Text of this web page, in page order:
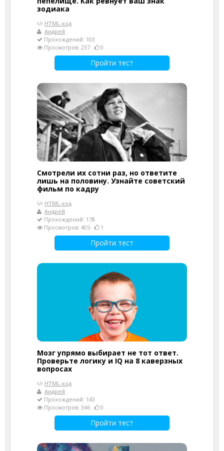
зодиака
HTML-код
Андрей
Прохождений: 103
Просмотров: 237
0
Пройти тест
Смотрели их сотни раз, но ответите
лишь на половину. Узнайте советский
фильм по кадру
HTML-код
Андрей
Прохождений: 178
Просмотров: 405
1
Пройти тест
Мозг упрямо выбирает не тот ответ.
Проверьте логику и IQ на 8 каверзных
вопросах
HTML-код
Андрей
Прохождений: 143
Просмотров: 346
0
Пройти тест